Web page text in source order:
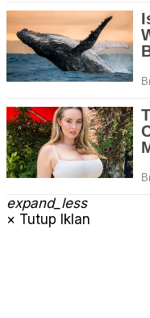
expand_less
× Tutup Iklan